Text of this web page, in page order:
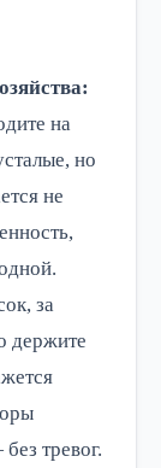
на
но
не
за
держите
тревог.